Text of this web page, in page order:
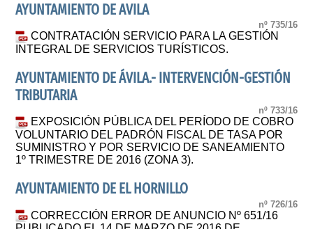
AYUNTAMIENTO DE AVILA
nº 735/16
CONTRATACIÓN SERVICIO PARA LA GESTIÓN
INTEGRAL DE SERVICIOS TURÍSTICOS.
AYUNTAMIENTO DE ÁVILA.- INTERVENCIÓN-GESTIÓN
TRIBUTARIA
nº 733/16
EXPOSICIÓN PÚBLICA DEL PERÍODO DE COBRO
VOLUNTARIO DEL PADRÓN FISCAL DE TASA POR
SUMINISTRO Y POR SERVICIO DE SANEAMIENTO
1º TRIMESTRE DE 2016 (ZONA 3).
AYUNTAMIENTO DE EL HORNILLO
nº 726/16
CORRECCIÓN ERROR DE ANUNCIO Nº 651/16